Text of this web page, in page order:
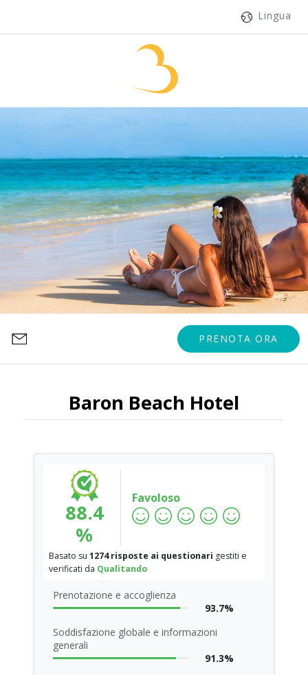
Lingua
PRENOTA ORA
Baron Beach Hotel
88.4
%
Favoloso
Basato su 1274 risposte ai questionari gestiti e
verificati da Qualitando
Prenotazione e accoglienza
93.7%
Soddisfazione globale e informazioni
generali
91.3%